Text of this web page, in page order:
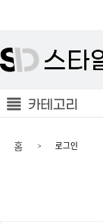
카테고리
홈 로그인